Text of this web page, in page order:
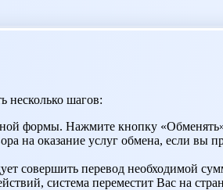
несколько шагов:
формы. Нажмите кнопку
на оказание услуг обмена, если вы
совершить перевод необходимой
система переместит Вас на